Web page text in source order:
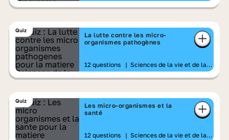
Quiz
La lutte contre les micro-
organismes pathogènes
12 questions | Sciences de la vie et de la
Terre
Quiz
Les micro-organismes et la
santé
12 questions | Sciences de la vie et de la